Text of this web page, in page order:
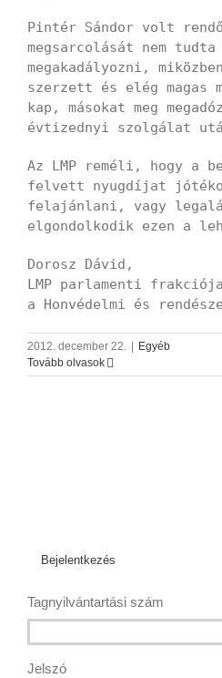
Pintér Sándor volt
megsarcolását nem
megakadályozni,
szerzett és elég
kap, másokat meg
évtizednyi szolgálat
Az LMP reméli, hogy a
felvett nyugdíjat
felajánlani, vagy
elgondolkodik ezen a
Dorosz Dávid,
LMP parlamenti frakciója
a Honvédelmi és
2012. december 22.
Egyéb
Tovább olvasok
Bejelentkezés
Tagnyilvántartási szám
Jelszó